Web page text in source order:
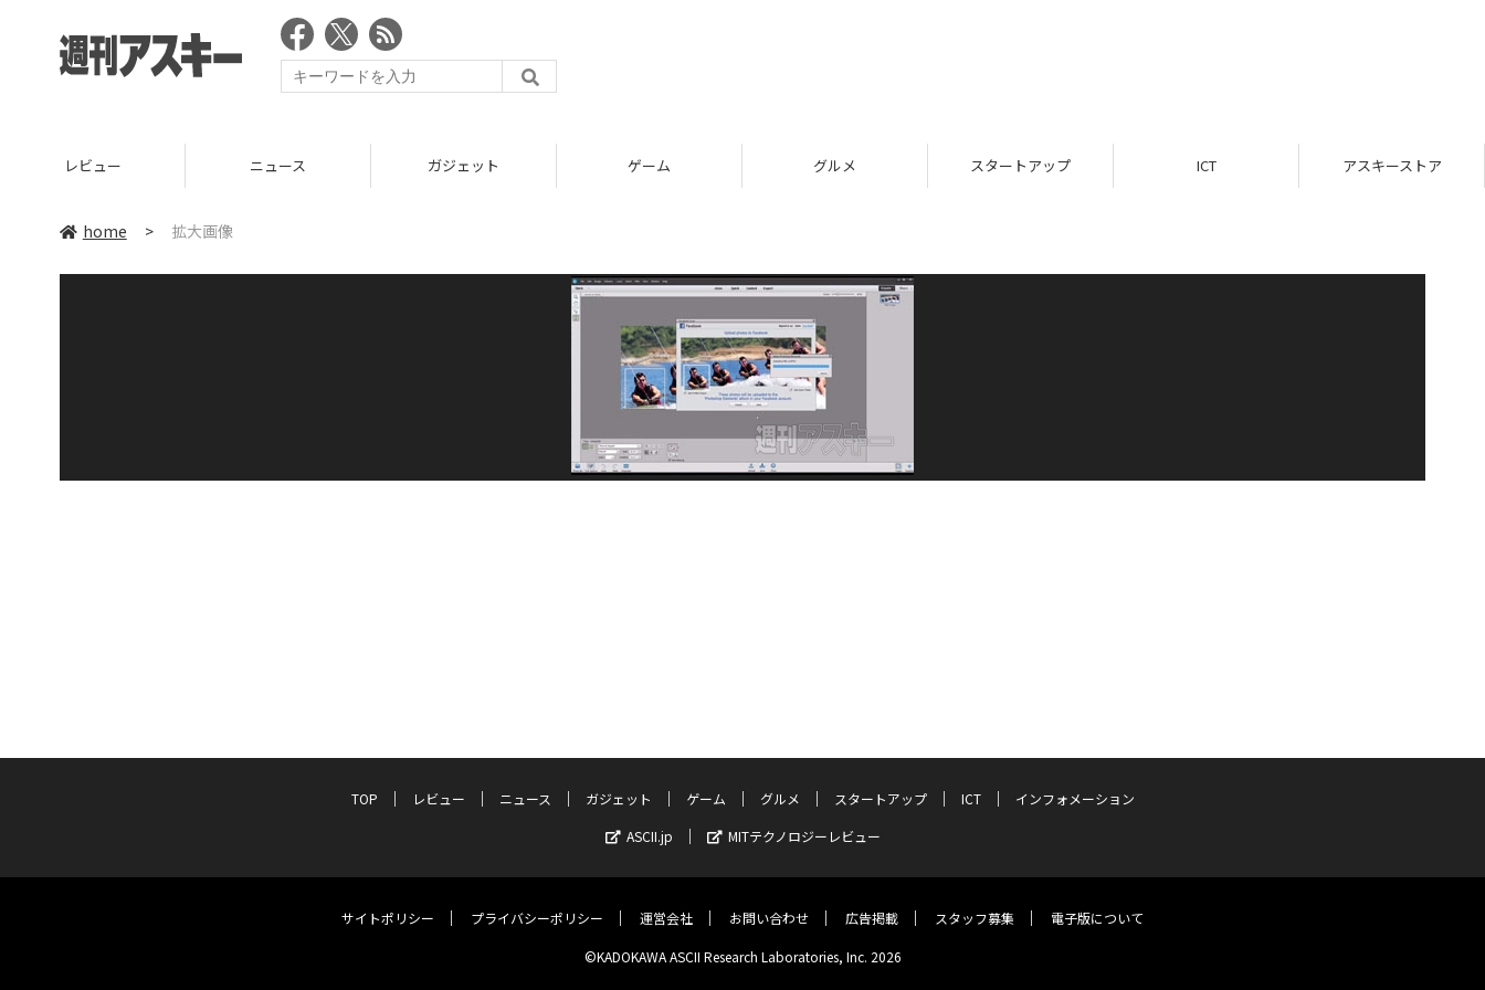
レビュー ニュース ガジェット ゲーム グルメ スタートアップ ICT アスキーストア
home > 拡大画像
TOP レビュー ニュース ガジェット ゲーム グルメ スタートアップ ICT
インフォメーション
ASCII.jp
MITテクノロジーレビュー
サイトポリシー プライバシーポリシー 運営会社 お問い合わせ 広告掲載 スタッフ募集 電子版について
©KADOKAWA ASCII Research Laboratories, Inc. 2026